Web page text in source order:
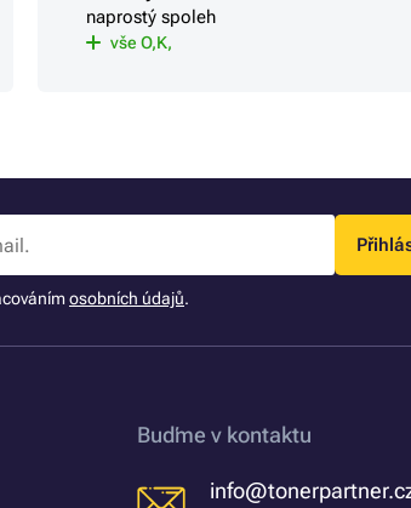
naprostý spoleh
vše O,K,
osobních údajů.
Buďme v kontaktu